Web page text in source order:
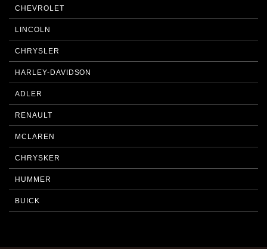
CHEVROLET
LINCOLN
CHRYSLER
HARLEY-DAVIDSON
ADLER
RENAULT
MCLAREN
CHRYSKER
HUMMER
BUICK